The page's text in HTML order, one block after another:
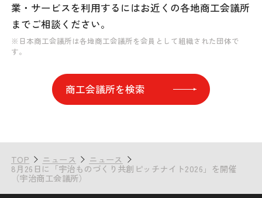
業・サービスを利用するにはお近くの各地商工会議所
までご相談ください。
※日本商工会議所は各地商工会議所を会員として組織された団体で
す。
商工会議所を検索
TOP ニュース ニュース
8月26日に「宇治ものづくり共創ピッチナイト2026」を開催
（宇治商工会議所）